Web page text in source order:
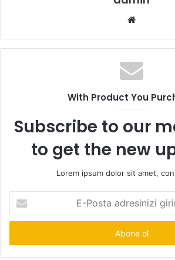
Web
With Product You
Subscribe to our
to get the new
Lorem ipsum dolor sit amet,
Posta
adresinizi